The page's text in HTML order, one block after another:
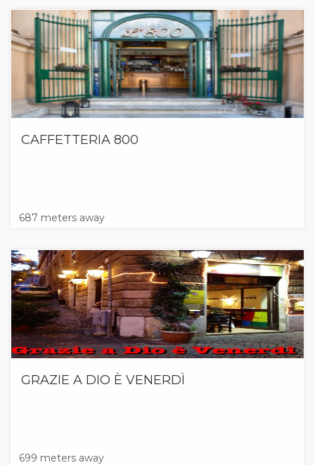
CAFFETTERIA 800
687 meters away
GRAZIE A DIO È VENERDÌ
699 meters away